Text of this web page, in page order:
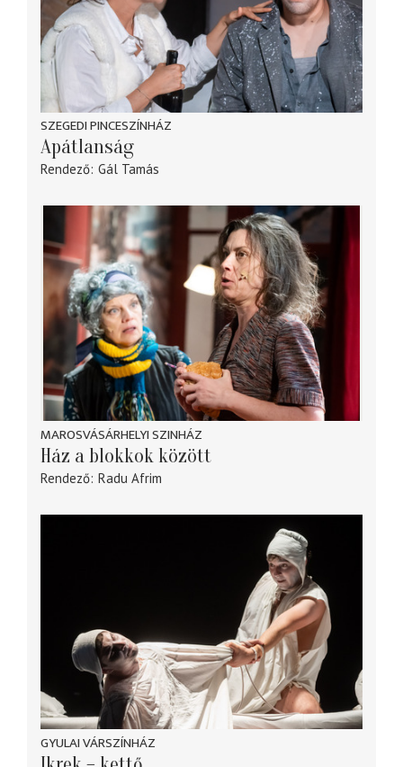
SZEGEDI PINCESZÍNHÁZ
Apátlanság
Rendező Gál Tamás
MAROSVÁSÁRHELYI SZINHÁZ
Ház a blokkok között
Rendező Radu Afrim
GYULAI VÁRSZÍNHÁZ